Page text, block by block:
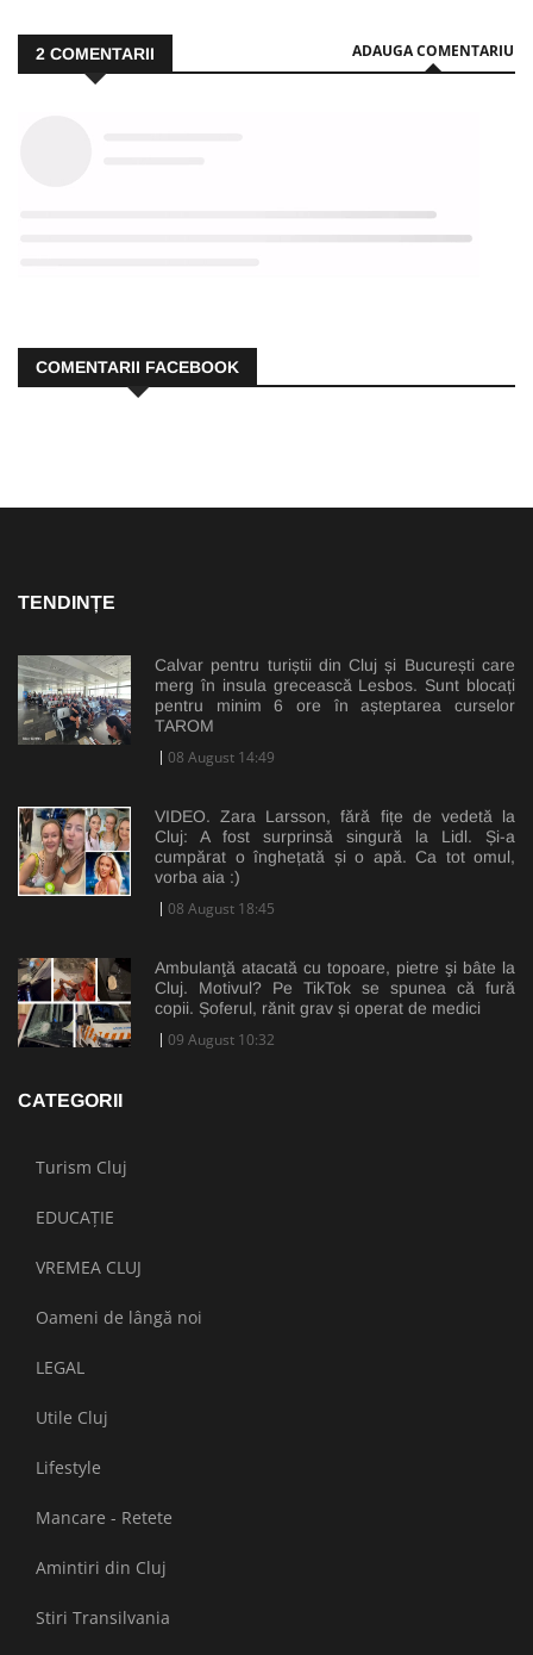
2 COMENTARII ADAUGA COMENTARIU
COMENTARII FACEBOOK
TENDINȚE
Calvar pentru turiștii din Cluj și București care
merg în insula grecească Lesbos. Sunt blocați
pentru minim 6 ore în așteptarea curselor
TAROM
08 August 14:49
VIDEO. Zara Larsson, fără fițe de vedetă la
Cluj: A fost surprinsă singură la Lidl. Și-a
cumpărat o înghețată și o apă. Ca tot omul,
vorba aia :)
08 August 18:45
Ambulanţă atacată cu topoare, pietre şi bâte la
Cluj. Motivul? Pe TikTok se spunea că fură
copii. Șoferul, rănit grav și operat de medici
09 August 10:32
CATEGORII
Turism Cluj
EDUCAȚIE
VREMEA CLUJ
Oameni de lângă noi
LEGAL
Utile Cluj
Lifestyle
Mancare - Retete
Amintiri din Cluj
Stiri Transilvania